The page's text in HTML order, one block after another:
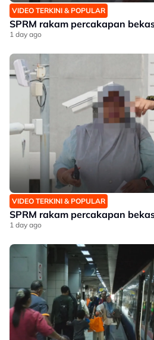
VIDEO TERKINI & POPULAR
SPRM rakam percakapan
1 day ago
VIDEO TERKINI & POPULAR
SPRM rakam percakapan
1 day ago